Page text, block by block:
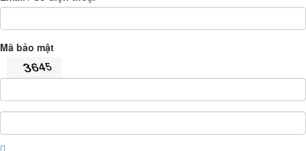
Mã bảo mật